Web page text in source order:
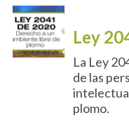
Ley
La Ley
de las
plomo.